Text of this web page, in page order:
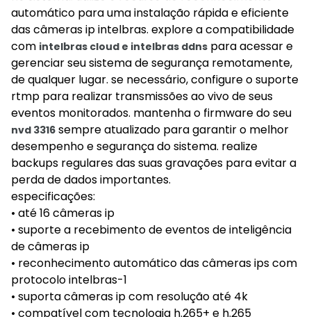
automático para uma instalação rápida e eficiente
das câmeras ip intelbras. explore a compatibilidade
com intelbras cloud e intelbras ddns para acessar e
gerenciar seu sistema de segurança remotamente,
de qualquer lugar. se necessário, configure o suporte
rtmp para realizar transmissões ao vivo de seus
eventos monitorados. mantenha o firmware do seu
nvd 3316 sempre atualizado para garantir o melhor
desempenho e segurança do sistema. realize
backups regulares das suas gravações para evitar a
perda de dados importantes.
especificações:
• até 16 câmeras ip
• suporte a recebimento de eventos de inteligência
de câmeras ip
• reconhecimento automático das câmeras ips com
protocolo intelbras-1
• suporta câmeras ip com resolução até 4k
• compatível com tecnologia h.265+ e h.265